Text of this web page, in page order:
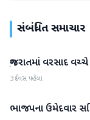
સંબંધિત સમાચાર
ગુજરાત
ગુજરાતમાં વરસાદ
3 દિવસ પહેલા
ગુજરાત
ભાજપના ઉમેદવાર